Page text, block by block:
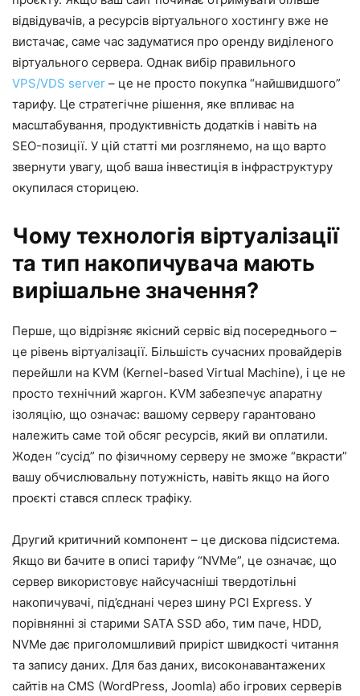
відвідувачів, а ресурсів віртуального хостингу вже не
вистачає, саме час задуматися про оренду виділеного
віртуального сервера. Однак вибір правильного
VPS/VDS server – це не просто покупка “найшвидшого”
тарифу. Це стратегічне рішення, яке впливає на
масштабування, продуктивність додатків і навіть на
SEO-позиції. У цій статті ми розглянемо, на що варто
звернути увагу, щоб ваша інвестиція в інфраструктуру
окупилася сторицею.
Чому технологія віртуалізації
та тип накопичувача мають
вирішальне значення?
Перше, що відрізняє якісний сервіс від посереднього –
це рівень віртуалізації. Більшість сучасних провайдерів
перейшли на KVM (Kernel-based Virtual Machine), і це не
просто технічний жаргон. KVM забезпечує апаратну
ізоляцію, що означає: вашому серверу гарантовано
належить саме той обсяг ресурсів, який ви оплатили.
Жоден “сусід” по фізичному серверу не зможе “вкрасти”
вашу обчислювальну потужність, навіть якщо на його
проєкті стався сплеск трафіку.
Другий критичний компонент – це дискова підсистема.
Якщо ви бачите в описі тарифу “NVMe”, це означає, що
сервер використовує найсучасніші твердотільні
накопичувачі, під’єднані через шину PCI Express. У
порівнянні зі старими SATA SSD або, тим паче, HDD,
NVMe дає приголомшливий приріст швидкості читання
та запису даних. Для баз даних, високонавантажених
сайтів на CMS (WordPress, Joomla) або ігрових серверів